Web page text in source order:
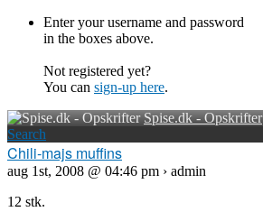
Enter your username and password
in the boxes above.
Not registered yet?
You can sign-up here.
Spise.dk - Opskrifter
Search
Chili-majs muffins
aug 1st, 2008 @ 04:46 pm › admin
12 stk.